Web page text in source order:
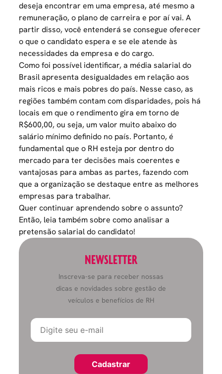
deseja encontrar em uma empresa, até mesmo a
remuneração, o plano de carreirae por aí vai. A
partir disso, você entenderá se consegue oferecer
o que o candidato espera e se ele atende às
necessidades da empresa e do cargo.
Como foi possível identificar, a média salarial do
Brasil apresenta desigualdades em relação aos
mais ricos e mais pobres do país. Nesse caso, as
regiões também contam com disparidades, pois há
locais em que o rendimento gira em torno de
R$600,00, ou seja, um valor muito abaixo do
salário mínimo definido no país. Portanto, é
fundamental que o RH esteja por dentro do
mercado para ter decisões mais coerentes e
vantajosas para ambas as partes, fazendo com
que a organização se destaque entre as melhores
empresas para trabalhar.
Quer continuar aprendendo sobre o assunto?
Então, leia também sobre como analisar a
pretensão salarial do candidato!
NEWSLETTER
Inscreva-se para receber nossas
dicas e novidades sobre gestão de
veículos e benefícios de RH